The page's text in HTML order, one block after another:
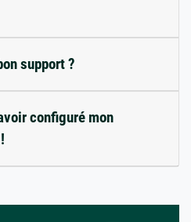
support ?
configuré mon